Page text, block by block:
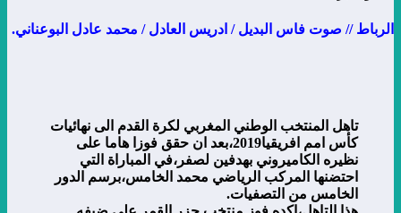
الرباط // صوت فاس البديل / ادريس العادل / محمد عادل البوعناني.
تاهل المنتخب الوطني المغربي لكرة القدم الى نهائيات
كأس امم افريقيا2019،بعد ان حقق فوزا هاما على
نظيره الكاميروني بهدفين لصفر،في المباراة التي
احتضنها المركب الرياضي محمد الخامس،برسم الدور
الخامس من التصفيات.